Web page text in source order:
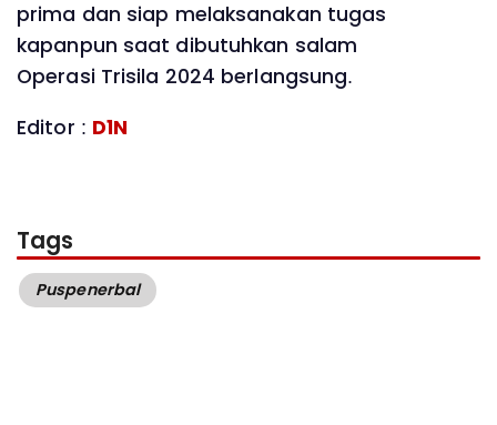
prima dan siap melaksanakan tugas
kapanpun saat dibutuhkan salam
Operasi Trisila 2024 berlangsung.
Editor : D1N
Tags
Puspenerbal